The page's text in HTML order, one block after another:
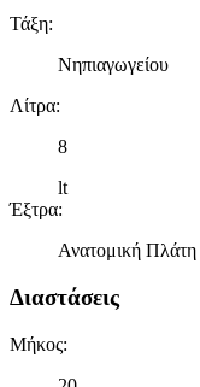
Τάξη:
Νηπιαγωγείου
Λίτρα:
8
lt
Έξτρα:
Ανατομική Πλάτη
Διαστάσεις
Μήκος: